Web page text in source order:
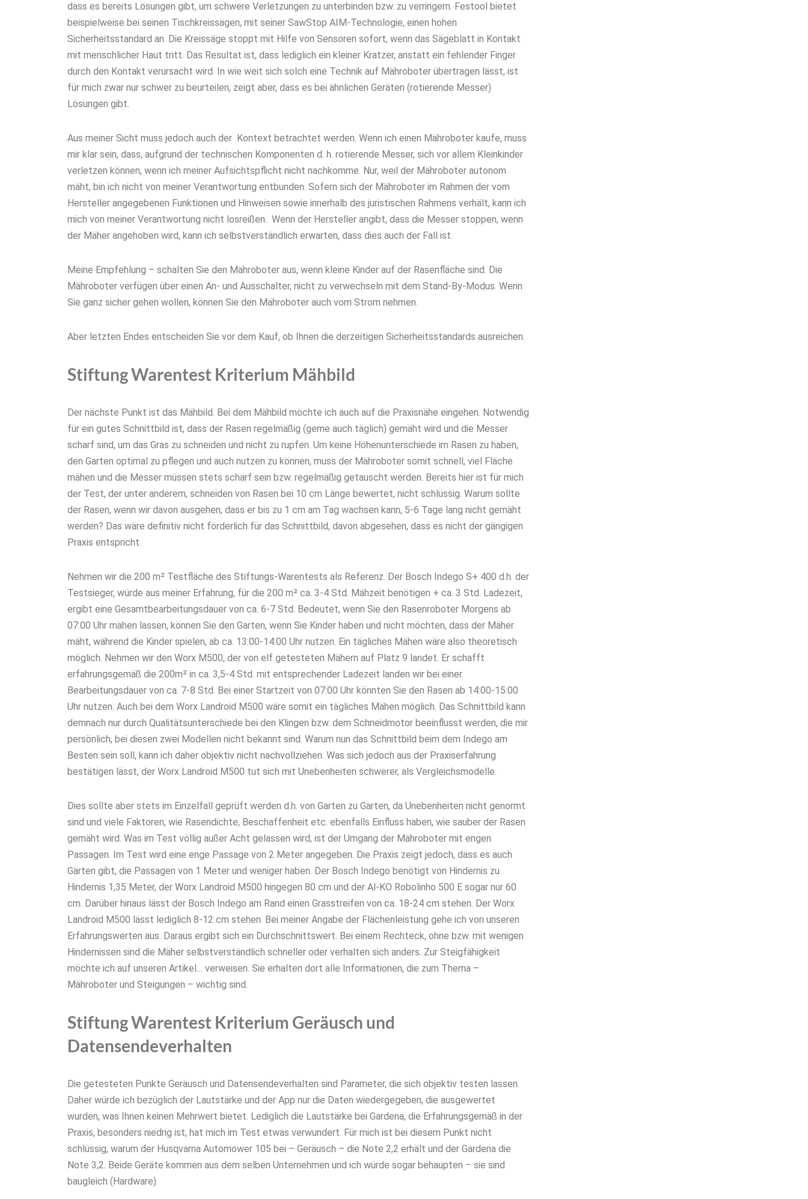
dass es bereits Lösungen gibt, um schwere Verletzungen zu unterbinden bzw. zu verringern. Festool bietet
beispielweise bei seinen Tischkreissägen, mit seiner SawStop AIM-Technologie, einen hohen
Sicherheitsstandard an. Die Kreissäge stoppt mit Hilfe von Sensoren sofort, wenn das Sägeblatt in Kontakt
mit menschlicher Haut tritt. Das Resultat ist, dass lediglich ein kleiner Kratzer, anstatt ein fehlender Finger
durch den Kontakt verursacht wird. In wie weit sich solch eine Technik auf Mähroboter übertragen lässt, ist
für mich zwar nur schwer zu beurteilen, zeigt aber, dass es bei ähnlichen Geräten (rotierende Messer)
Lösungen gibt.
Aus meiner Sicht muss jedoch auch der Kontext betrachtet werden. Wenn ich einen Mähroboter kaufe, muss
mir klar sein, dass, aufgrund der technischen Komponenten d. h. rotierende Messer, sich vor allem Kleinkinder
verletzen können, wenn ich meiner Aufsichtspflicht nicht nachkomme. Nur, weil der Mähroboter autonom
mäht, bin ich nicht von meiner Verantwortung entbunden. Sofern sich der Mähroboter im Rahmen der vom
Hersteller angegebenen Funktionen und Hinweisen sowie innerhalb des juristischen Rahmens verhält, kann ich
mich von meiner Verantwortung nicht losreißen. Wenn der Hersteller angibt, dass die Messer stoppen, wenn
der Mäher angehoben wird, kann ich selbstverständlich erwarten, dass dies auch der Fall ist.
Meine Empfehlung – schalten Sie den Mähroboter aus, wenn kleine Kinder auf der Rasenfläche sind. Die
Mähroboter verfügen über einen An- und Ausschalter, nicht zu verwechseln mit dem Stand-By-Modus. Wenn
Sie ganz sicher gehen wollen, können Sie den Mähroboter auch vom Strom nehmen.
Aber letzten Endes entscheiden Sie vor dem Kauf, ob Ihnen die derzeitigen Sicherheitsstandards ausreichen.
Stiftung Warentest Kriterium Mähbild
Der nächste Punkt ist das Mähbild. Bei dem Mähbild möchte ich auch auf die Praxisnähe eingehen. Notwendig
für ein gutes Schnittbild ist, dass der Rasen regelmäßig (gerne auch täglich) gemäht wird und die Messer
scharf sind, um das Gras zu schneiden und nicht zu rupfen. Um keine Höhenunterschiede im Rasen zu haben,
den Garten optimal zu pflegen und auch nutzen zu können, muss der Mähroboter somit schnell, viel Fläche
mähen und die Messer müssen stets scharf sein bzw. regelmäßig getauscht werden. Bereits hier ist für mich
der Test, der unter anderem, schneiden von Rasen bei 10 cm Länge bewertet, nicht schlüssig. Warum sollte
der Rasen, wenn wir davon ausgehen, dass er bis zu 1 cm am Tag wachsen kann, 5-6 Tage lang nicht gemäht
werden? Das wäre definitiv nicht förderlich für das Schnittbild, davon abgesehen, dass es nicht der gängigen
Praxis entspricht.
Nehmen wir die 200 m² Testfläche des Stiftungs-Warentests als Referenz. Der Bosch Indego S+ 400 d.h. der
Testsieger, würde aus meiner Erfahrung, für die 200 m² ca. 3-4 Std. Mähzeit benötigen + ca. 3 Std. Ladezeit,
ergibt eine Gesamtbearbeitungsdauer von ca. 6-7 Std. Bedeutet, wenn Sie den Rasenroboter Morgens ab
07:00 Uhr mähen lassen, können Sie den Garten, wenn Sie Kinder haben und nicht möchten, dass der Mäher
mäht, während die Kinder spielen, ab ca. 13:00-14:00 Uhr nutzen. Ein tägliches Mähen wäre also theoretisch
möglich. Nehmen wir den Worx M500, der von elf getesteten Mähern auf Platz 9 landet. Er schafft
erfahrungsgemäß die 200m² in ca. 3,5-4 Std. mit entsprechender Ladezeit landen wir bei einer
Bearbeitungsdauer von ca. 7-8 Std. Bei einer Startzeit von 07:00 Uhr könnten Sie den Rasen ab 14:00-15:00
Uhr nutzen. Auch bei dem Worx Landroid M500 wäre somit ein tägliches Mähen möglich. Das Schnittbild kann
demnach nur durch Qualitätsunterschiede bei den Klingen bzw. dem Schneidmotor beeinflusst werden, die mir
persönlich, bei diesen zwei Modellen nicht bekannt sind. Warum nun das Schnittbild beim dem Indego am
Besten sein soll, kann ich daher objektiv nicht nachvollziehen. Was sich jedoch aus der Praxiserfahrung
bestätigen lässt, der Worx Landroid M500 tut sich mit Unebenheiten schwerer, als Vergleichsmodelle.
Dies sollte aber stets im Einzelfall geprüft werden d.h. von Garten zu Garten, da Unebenheiten nicht genormt
sind und viele Faktoren, wie Rasendichte, Beschaffenheit etc. ebenfalls Einfluss haben, wie sauber der Rasen
gemäht wird. Was im Test völlig außer Acht gelassen wird, ist der Umgang der Mähroboter mit engen
Passagen. Im Test wird eine enge Passage von 2 Meter angegeben. Die Praxis zeigt jedoch, dass es auch
Gärten gibt, die Passagen von 1 Meter und weniger haben. Der Bosch Indego benötigt von Hindernis zu
Hindernis 1,35 Meter, der Worx Landroid M500 hingegen 80 cm und der Al-KO Robolinho 500 E sogar nur 60
cm. Darüber hinaus lässt der Bosch Indego am Rand einen Grasstreifen von ca. 18-24 cm stehen. Der Worx
Landroid M500 lässt lediglich 8-12 cm stehen. Bei meiner Angabe der Flächenleistung gehe ich von unseren
Erfahrungswerten aus. Daraus ergibt sich ein Durchschnittswert. Bei einem Rechteck, ohne bzw. mit wenigen
Hindernissen sind die Mäher selbstverständlich schneller oder verhalten sich anders. Zur Steigfähigkeit
möchte ich auf unseren Artikel… verweisen. Sie erhalten dort alle Informationen, die zum Thema –
Mähroboter und Steigungen – wichtig sind.
Stiftung Warentest Kriterium Geräusch und
Datensendeverhalten
Die getesteten Punkte Geräusch und Datensendeverhalten sind Parameter, die sich objektiv testen lassen.
Daher würde ich bezüglich der Lautstärke und der App nur die Daten wiedergegeben, die ausgewertet
wurden, was Ihnen keinen Mehrwert bietet. Lediglich die Lautstärke bei Gardena, die Erfahrungsgemäß in der
Praxis, besonders niedrig ist, hat mich im Test etwas verwundert. Für mich ist bei diesem Punkt nicht
schlüssig, warum der Husqvarna Automower 105 bei – Geräusch – die Note 2,2 erhält und der Gardena die
Note 3,2. Beide Geräte kommen aus dem selben Unternehmen und ich würde sogar behaupten – sie sind
baugleich (Hardware).